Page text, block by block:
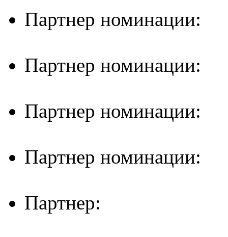
Партнер номинации:
Партнер номинации:
Партнер номинации:
Партнер номинации:
Партнер: